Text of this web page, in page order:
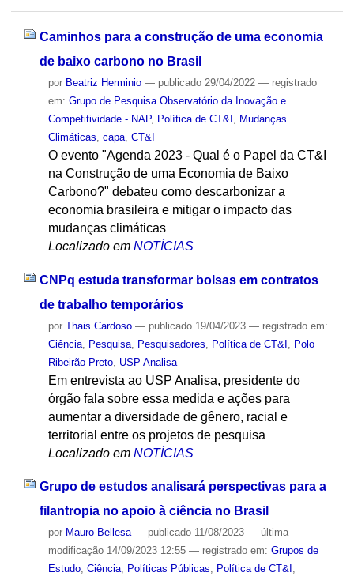
Caminhos para a construção de uma economia
de baixo carbono no Brasil
por Beatriz Herminio — publicado29/04/2022 — registrado
em: Grupo de Pesquisa Observatório da Inovação e
Competitividade - NAP, Política de CT&I
Mudanças
Climáticas capa, CT&I
O evento "Agenda 2023 - Qual é o Papel da CT&I
na Construção de uma Economia de Baixo
Carbono?" debateu como descarbonizar a
economia brasileira e mitigar o impacto das
mudanças climáticas
Localizado em NOTÍCIAS
CNPq estuda transformar bolsas em contratos
de trabalho temporários
por Thais Cardoso — publicado19/04/2023 — registrado em:
Ciência, Pesquisa, Pesquisadores Política de CT&I
Polo
Ribeirão Preto, USP Analisa
Em entrevista ao USP Analisa, presidente do
órgão fala sobre essa medida e ações para
aumentar a diversidade de gênero, racial e
territorial entre os projetos de pesquisa
Localizado em NOTÍCIAS
Grupo de estudos analisará perspectivas para a
filantropia no apoio à ciência no Brasil
por Mauro Bellesa — publicado11/08/2023 — última
modificação14/09/2023 12:55 — registrado em: Grupos de
Estudo, Ciência, Políticas Públicas, Política de CT&I ,